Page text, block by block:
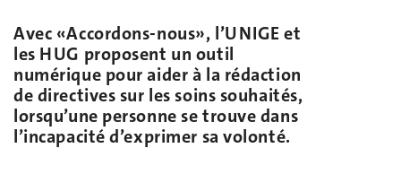
Avec «Accordons-nous», l’UNIGE et
les HUG proposent un outil
numérique pour aider à la rédaction
de directives sur les soins souhaités,
lorsqu’une personne se trouve dans
l’incapacité d’exprimer sa volonté.